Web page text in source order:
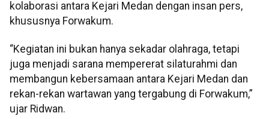
kolaborasi antara Kejari Medan dengan insan pers,
khususnya Forwakum.
“Kegiatan ini bukan hanya sekadar olahraga, tetapi
juga menjadi sarana mempererat silaturahmi dan
membangun kebersamaan antara Kejari Medan dan
rekan-rekan wartawan yang tergabung di Forwakum,”
ujar Ridwan.